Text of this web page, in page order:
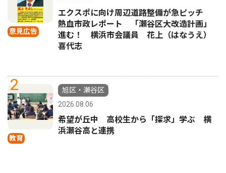
意見広告
エクスポに向け周辺道路整備が急ピッチ
熱血市政レポート 「瀬谷区大改造計画」
進む！ 横浜市会議員 花上（はなうえ）
喜代志
2
教育
旭区・瀬谷区
2026.08.06
希望が丘中 高校生から「探求」学ぶ 横
浜瀬谷高と連携